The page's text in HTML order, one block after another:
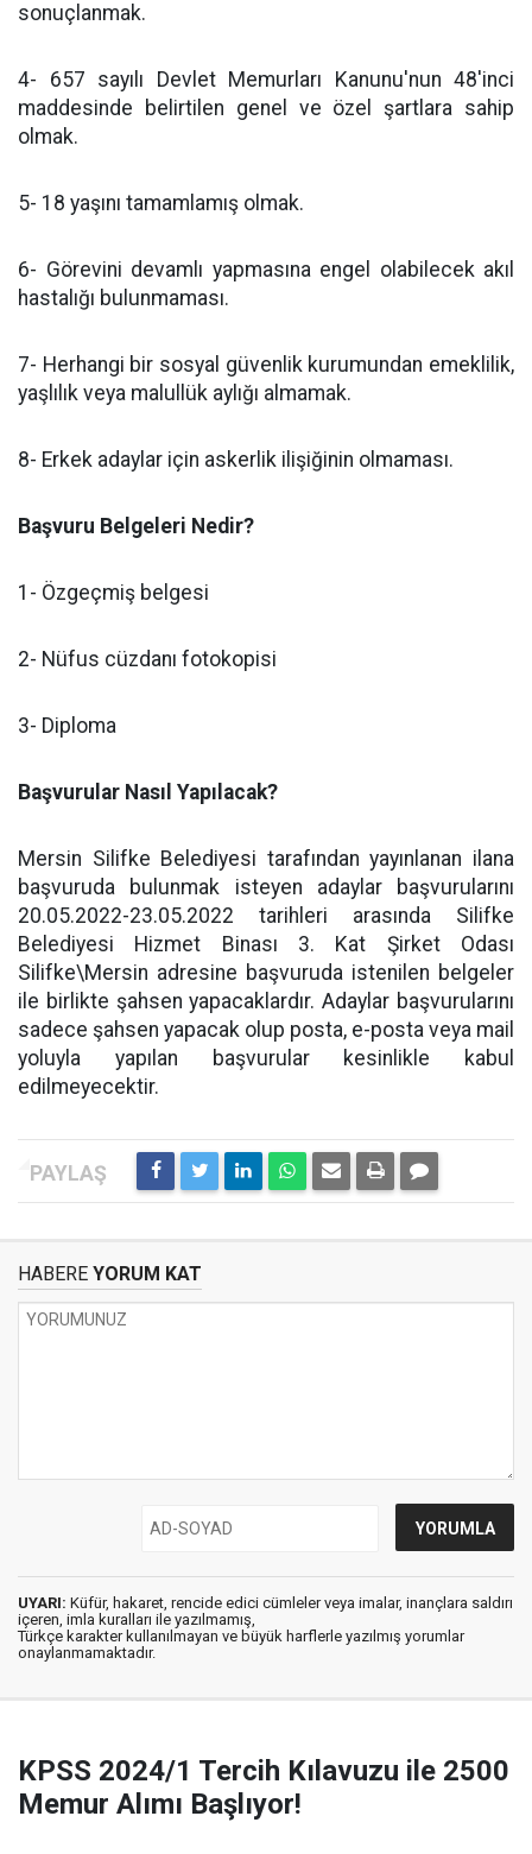
sonuçlanmak.
4- 657 sayılı Devlet Memurları Kanunu'nun 48'inci
maddesinde belirtilen genel ve özel şartlara sahip
olmak.
5- 18 yaşını tamamlamış olmak.
6- Görevini devamlı yapmasına engel olabilecek akıl
hastalığı bulunmaması.
7- Herhangi bir sosyal güvenlik kurumundan emeklilik,
yaşlılık veya malullük aylığı almamak.
8- Erkek adaylar için askerlik ilişiğinin olmaması.
Başvuru Belgeleri Nedir?
1- Özgeçmiş belgesi
2- Nüfus cüzdanı fotokopisi
3- Diploma
Başvurular Nasıl Yapılacak?
Mersin Silifke Belediyesi tarafından yayınlanan ilana
başvuruda bulunmak isteyen adaylar başvurularını
20.05.2022-23.05.2022 tarihleri arasında Silifke
Belediyesi Hizmet Binası 3. Kat Şirket Odası
Silifke\Mersin adresine başvuruda istenilen belgeler
ile birlikte şahsen yapacaklardır. Adaylar başvurularını
sadece şahsen yapacak olup posta, e-posta veya mail
yoluyla yapılan başvurular kesinlikle kabul
edilmeyecektir.
HABERE YORUM KAT
UYARI: Küfür, hakaret, rencide edici cümleler veya imalar, inançlara saldırı
içeren, imla kuralları ile yazılmamış,
Türkçe karakter kullanılmayan ve büyük harflerle yazılmış yorumlar
onaylanmamaktadır.
KPSS 2024/1 Tercih Kılavuzu ile 2500
Memur Alımı Başlıyor!